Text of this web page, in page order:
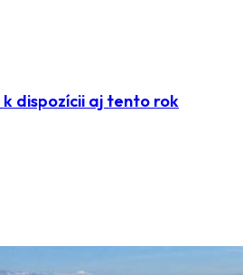
dispozícii aj tento rok